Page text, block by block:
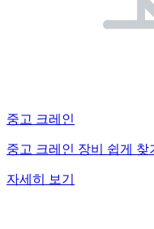
중고 크레인
중고 크레인 장비 쉽게 찾
자세히 보기